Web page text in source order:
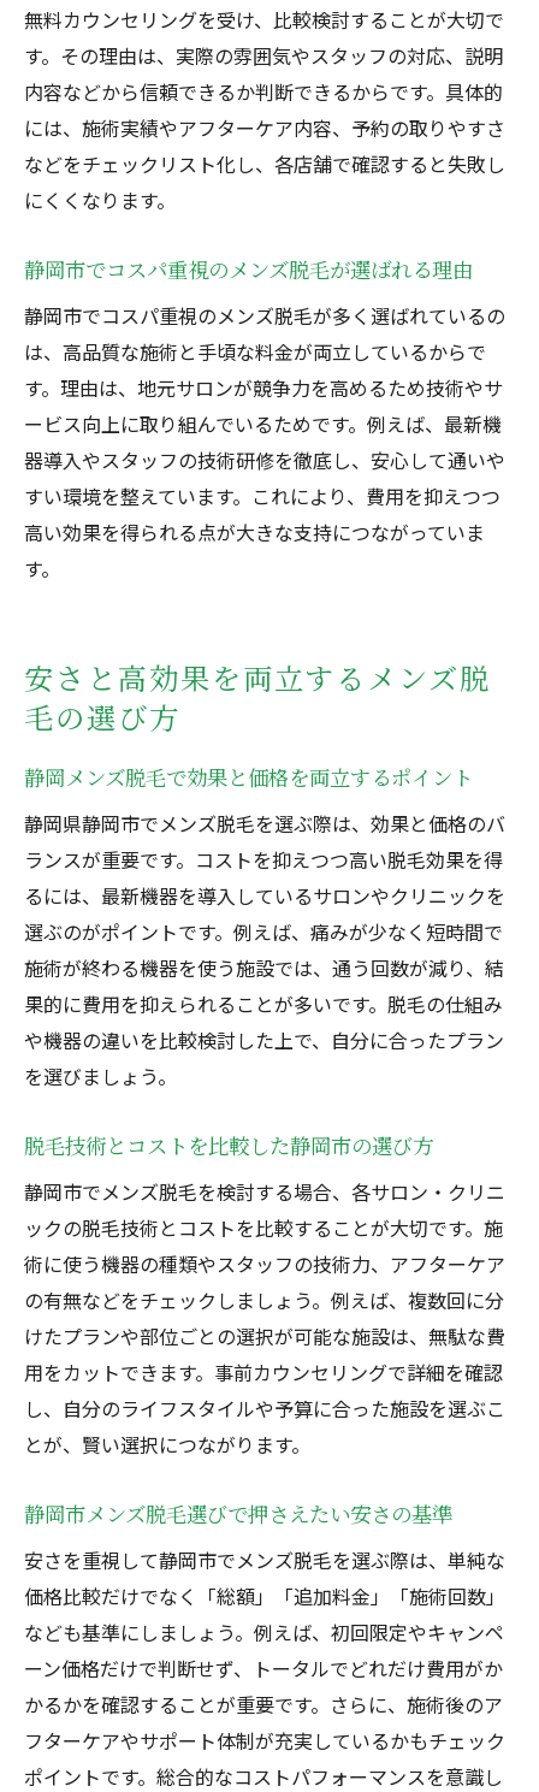
無料カウンセリングを受け、比較検討することが大切で
す。その理由は、実際の雰囲気やスタッフの対応、説明
内容などから信頼できるか判断できるからです。具体的
には、施術実績やアフターケア内容、予約の取りやすさ
などをチェックリスト化し、各店舗で確認すると失敗し
にくくなります。
静岡市でコスパ重視のメンズ脱毛が選ばれる理由
静岡市でコスパ重視のメンズ脱毛が多く選ばれているの
は、高品質な施術と手頃な料金が両立しているからで
す。理由は、地元サロンが競争力を高めるため技術やサ
ービス向上に取り組んでいるためです。例えば、最新機
器導入やスタッフの技術研修を徹底し、安心して通いや
すい環境を整えています。これにより、費用を抑えつつ
高い効果を得られる点が大きな支持につながっていま
す。
安さと高効果を両立するメンズ脱
毛の選び方
静岡メンズ脱毛で効果と価格を両立するポイント
静岡県静岡市でメンズ脱毛を選ぶ際は、効果と価格のバ
ランスが重要です。コストを抑えつつ高い脱毛効果を得
るには、最新機器を導入しているサロンやクリニックを
選ぶのがポイントです。例えば、痛みが少なく短時間で
施術が終わる機器を使う施設では、通う回数が減り、結
果的に費用を抑えられることが多いです。脱毛の仕組み
や機器の違いを比較検討した上で、自分に合ったプラン
を選びましょう。
脱毛技術とコストを比較した静岡市の選び方
静岡市でメンズ脱毛を検討する場合、各サロン・クリニ
ックの脱毛技術とコストを比較することが大切です。施
術に使う機器の種類やスタッフの技術力、アフターケア
の有無などをチェックしましょう。例えば、複数回に分
けたプランや部位ごとの選択が可能な施設は、無駄な費
用をカットできます。事前カウンセリングで詳細を確認
し、自分のライフスタイルや予算に合った施設を選ぶこ
とが、賢い選択につながります。
静岡市メンズ脱毛選びで押さえたい安さの基準
安さを重視して静岡市でメンズ脱毛を選ぶ際は、単純な
価格比較だけでなく「総額」「追加料金」「施術回数」
なども基準にしましょう。例えば、初回限定やキャンペ
ーン価格だけで判断せず、トータルでどれだけ費用がか
かるかを確認することが重要です。さらに、施術後のア
フターケアやサポート体制が充実しているかもチェック
ポイントです。総合的なコストパフォーマンスを意識し